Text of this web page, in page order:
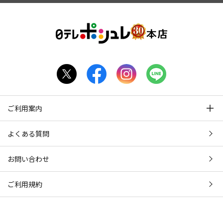
ご利用案内
よくある質問
お問い合わせ
ご利用規約